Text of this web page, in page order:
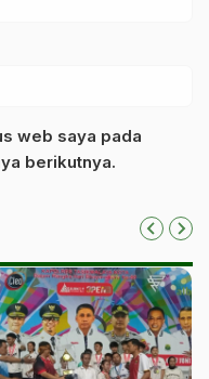
web saya pada
berikutnya.